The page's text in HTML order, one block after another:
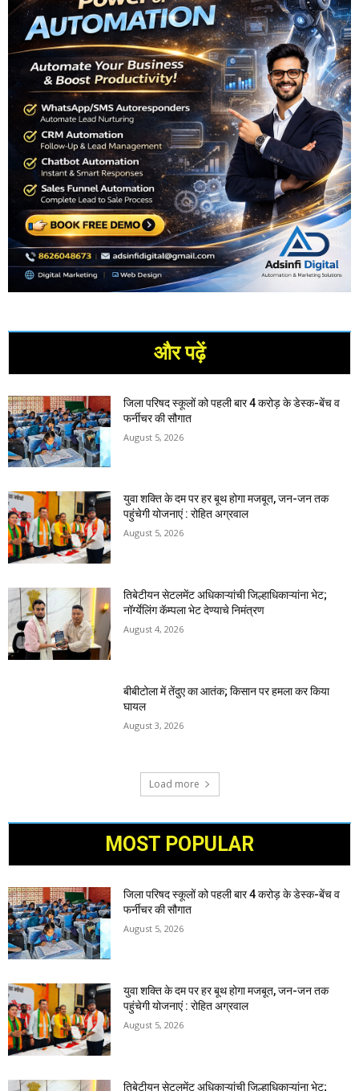
और पढ़ें
जिला परिषद स्कूलों को पहली बार 4 करोड़ के डेस्क-बेंच व
फर्नीचर की सौगात
August 5, 2026
युवा शक्ति के दम पर हर बूथ होगा मजबूत, जन-जन तक
पहुंचेगी योजनाएं : रोहित अग्रवाल
August 5, 2026
तिबेटीयन सेटलमेंट अधिकाऱ्यांची जिल्हाधिकाऱ्यांना भेट;
नॉर्ग्येलिंग कॅम्पला भेट देण्याचे निमंत्रण
August 4, 2026
बीबीटोला में तेंदुए का आतंक; किसान पर हमला कर किया
घायल
August 3, 2026
Load more
MOST POPULAR
जिला परिषद स्कूलों को पहली बार 4 करोड़ के डेस्क-बेंच व
फर्नीचर की सौगात
August 5, 2026
युवा शक्ति के दम पर हर बूथ होगा मजबूत, जन-जन तक
पहुंचेगी योजनाएं : रोहित अग्रवाल
August 5, 2026
तिबेटीयन सेटलमेंट अधिकाऱ्यांची जिल्हाधिकाऱ्यांना भेट;